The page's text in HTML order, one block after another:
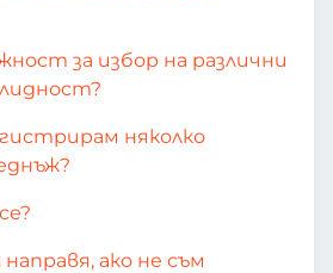
за избор на различни
няколко
ако не съм